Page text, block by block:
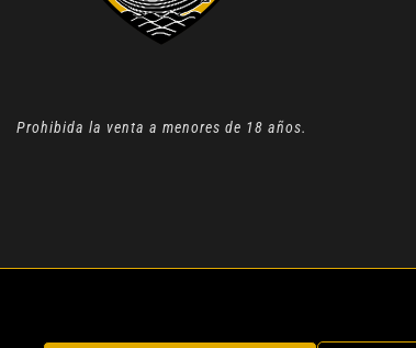
Prohibida la venta a menores de 18 años.
AVISO LEGAL| TODOS LOS DERECHOS